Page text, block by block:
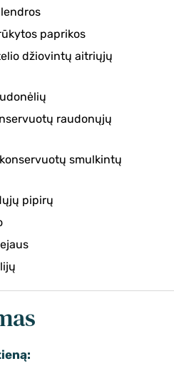
paprikos
džiovintų aitriųjų
raudonųjų
smulkintų
pipirų